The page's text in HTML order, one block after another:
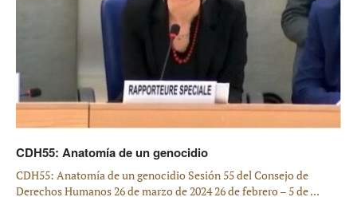
CDH55: Anatomía de un genocidio
CDH55: Anatomía de un genocidio Sesión 55 del Consejo de
Derechos Humanos 26 de marzo de 2024 26 de febrero – 5 de ...